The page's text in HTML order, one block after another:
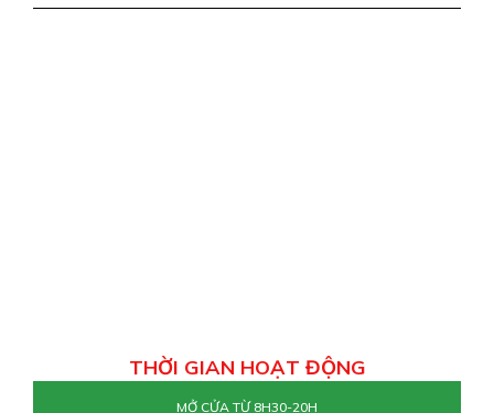
THỜI GIAN HOẠT ĐỘNG
MỞ CỬA TỪ 8H30-20H